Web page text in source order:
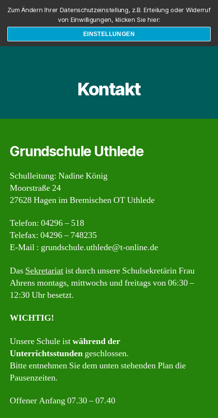
Suchen Menü
Kontakt
Grundschule Uthlede
Schulleitung: Nadine König
Moorstraße 24
27628 Hagen im Bremischen OT Uthlede
Telefon: 04296 – 518
Telefax: 04296 – 748235
E-Mail : grundschule.uthlede@t-online.de
Das Sekretariatist durch unsere Schulsekretärin Frau
Ahrens montags, mittwochs und freitags von 06:30 –
12:30 Uhr besetzt.
WICHTIG!
Unsere Schule istwährend der
Unterrichtsstunden geschlossen.
Bitte entnehmen Sie dem unten stehenden Plan die
Pausenzeiten.
Offener Anfang 07.30 – 07.40
Zum Ändern Ihrer Datenschutzeinstellung, z.B. Erteilung oder Widerruf
von Einwilligungen, klicken Sie hier:
EINSTELLUNGEN